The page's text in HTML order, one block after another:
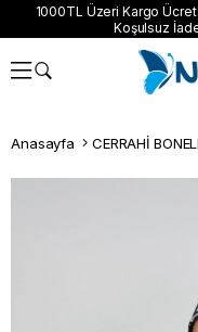
1000TL Üzeri Kargo
Koşulsuz
Anasayfa CERRAHİ